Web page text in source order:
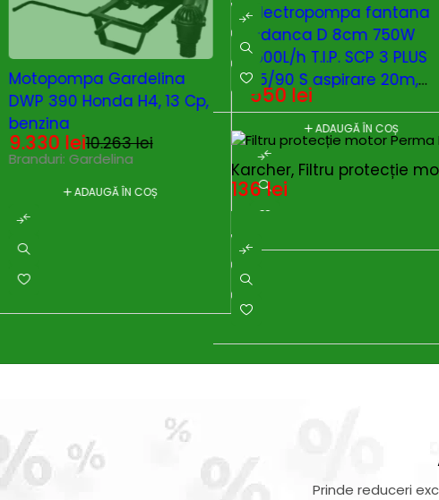
Karcher, Filtru protecție
136lei
electropompa fantana
adanca D 8cm 750W
1500L/h T.I.P. SCP 3 PLUS
25/90 S aspirare 20m,
refulare 90m 9.0bar
cablu15m (1.00")d25mm
550lei
-9%
Motopompa pentru ape
murdare Gardelina DWP
390 K4X, motor Kama,
putere 13 CP, presiune
bari, absortie 4''/refulare
4''
11.007 lei
10.006lei
Branduri:Gardelina
Prinde reduceri